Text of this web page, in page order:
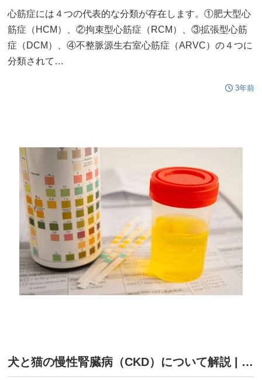
心筋症には４つの代表的な分類が存在します。①肥大型心
筋症（HCM）、②拘束型心筋症（RCM）、③拡張型心筋
症（DCM）、④不整脈源生右室心筋症（ARVC）の４つに
分類されて…
3年前
犬と猫の慢性腎臓病（CKD）について解説 | 多尿や体重減少は慢性腎臓病の初期症状かもしれません！ ～検査および診断編～